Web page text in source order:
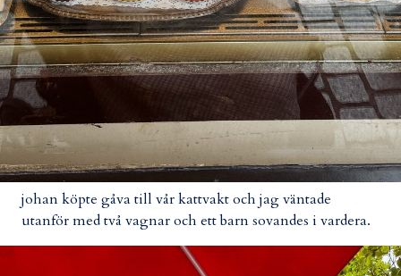
johan köpte gåva till vår kattvakt och jag väntade
utanför med två vagnar och ett barn sovandes i vardera.